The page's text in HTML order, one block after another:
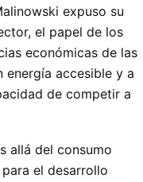
expuso su
el papel de los
económicas de las
energía accesible y a
de competir a
allá del consumo
el desarrollo